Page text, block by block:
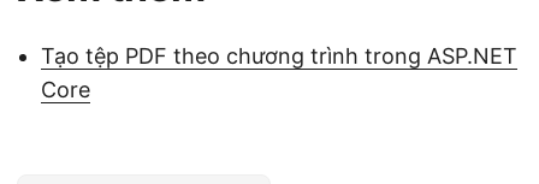
Tạo tệp PDF theo chương trình trong ASP.NET
Core